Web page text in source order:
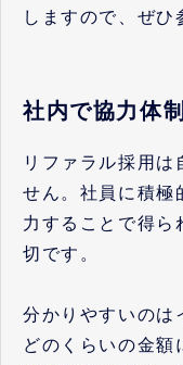
しますので、ぜひ
社内で協力体
リファラル採用は
せん。社員に積極
力することで得ら
切です。
分かりやすいのは
どのくらいの金額